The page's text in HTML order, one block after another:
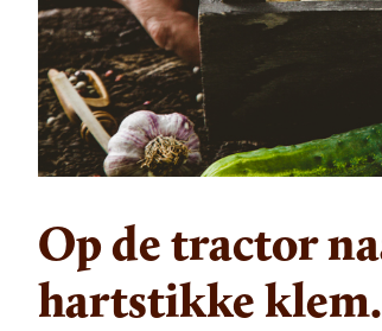
Op de tractor
hartstikke